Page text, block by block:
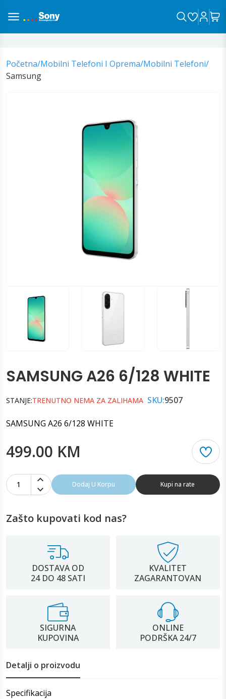
Početna/Mobilni Telefoni I Oprema/Mobilni Telefoni/
Samsung
SAMSUNG A26 6/128 WHITE
STANJE:TRENUTNO NEMA ZA ZALIHAMA SKU:9507
SAMSUNG A26 6/128 WHITE
499.00 KM
1 Dodaj U Korpu Kupi na rate
Zašto kupovati kod nas?
DOSTAVA OD
24 DO 48 SATI
KVALITET
ZAGARANTOVAN
SIGURNA
KUPOVINA
ONLINE
PODRŠKA 24/7
Detalji o proizvodu
Specifikacija